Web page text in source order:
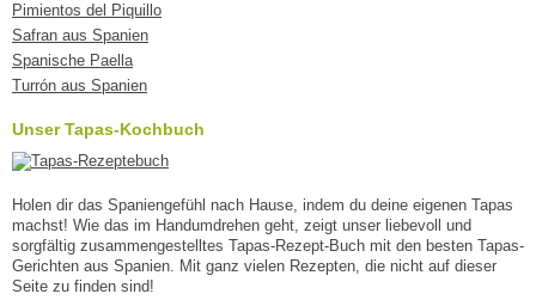
Pimientos del Piquillo
Safran aus Spanien
Spanische Paella
Turrón aus Spanien
Unser Tapas-Kochbuch
Holen dir das Spaniengefühl nach Hause, indem du deine eigenen Tapas
machst! Wie das im Handumdrehen geht, zeigt unser liebevoll und
sorgfältig zusammengestelltes Tapas-Rezept-Buch mit den besten Tapas-
Gerichten aus Spanien. Mit ganz vielen Rezepten, die nicht auf dieser
Seite zu finden sind!